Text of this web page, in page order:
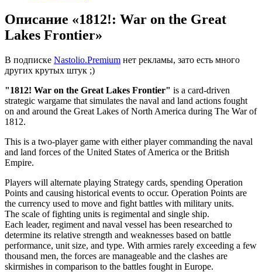
Описание «1812!: War on the Great
Lakes Frontier»
В подписке Nastolio.Premium нет рекламы, зато есть много
других крутых штук ;)
"1812! War on the Great Lakes Frontier" is a card-driven
strategic wargame that simulates the naval and land actions fought
on and around the Great Lakes of North America during The War of
1812.
This is a two-player game with either player commanding the naval
and land forces of the United States of America or the British
Empire.
Players will alternate playing Strategy cards, spending Operation
Points and causing historical events to occur. Operation Points are
the currency used to move and fight battles with military units.
The scale of fighting units is regimental and single ship.
Each leader, regiment and naval vessel has been researched to
determine its relative strength and weaknesses based on battle
performance, unit size, and type. With armies rarely exceeding a few
thousand men, the forces are manageable and the clashes are
skirmishes in comparison to the battles fought in Europe.